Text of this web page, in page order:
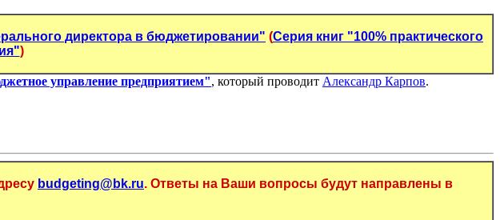
директора в бюджетировании" (Серия книг "100% практического
)
управление предприятием", который проводит Александр Карпов.
budgeting@bk.ru. Ответы на Ваши вопросы будут направлены в